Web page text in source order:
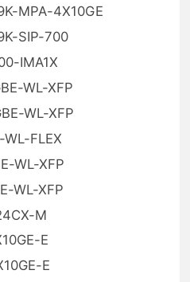
MPA-4X10GE
SIP-700
IMA1X
WL-XFP
WL-XFP
FLEX
WL-XFP
WL-XFP
M
E
E